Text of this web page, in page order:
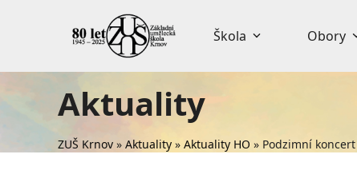
Škola Obory
Aktuality
ZUŠ Krnov » Aktuality » Aktuality HO » Podzimní